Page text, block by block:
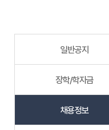
일반공지
장학/학자금
채용정보